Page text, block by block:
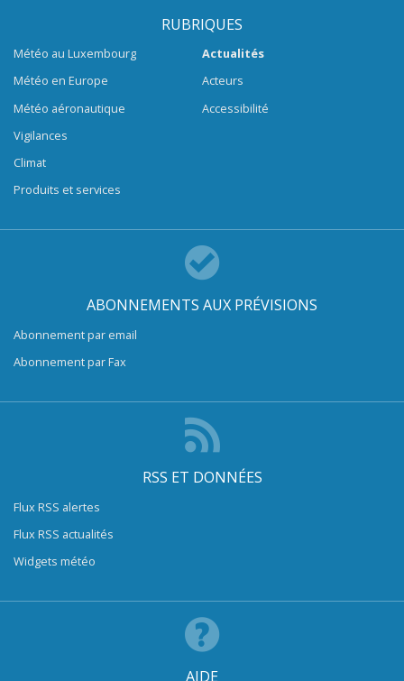
RUBRIQUES
Météo au Luxembourg
Météo en Europe
Météo aéronautique
Vigilances
Climat
Produits et services
Actualités
Acteurs
Accessibilité
ABONNEMENTS AUX PRÉVISIONS
Abonnement par email
Abonnement par Fax
RSS ET DONNÉES
Flux RSS alertes
Flux RSS actualités
Widgets météo
AIDE